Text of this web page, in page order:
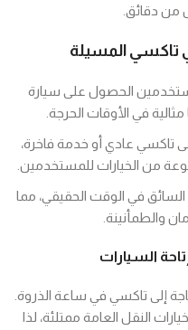
من دقائق.
تاكسي المسيلة
الحصول على سيارة
في الأوقات الحرجة.
تاكسي عادي أو خدمة فاخرة،
من الخيارات للمستخدمين.
في الوقت الحقيقي، مما
والطمأنينة.
السيارات
إلى تاكسي في ساعة الذروة.
النقل العامة ممتلئة، لذا